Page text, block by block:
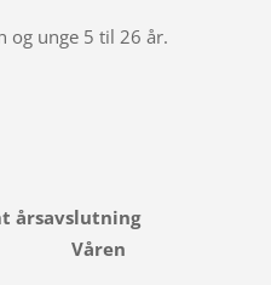
og unge 5 til 26 år.
årsavslutning